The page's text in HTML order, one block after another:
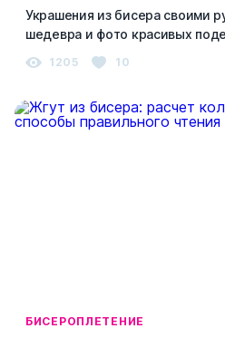
Украшения из бисера своими
шедевра и фото красивых
1205 10
БИСЕРОПЛЕТЕНИЕ